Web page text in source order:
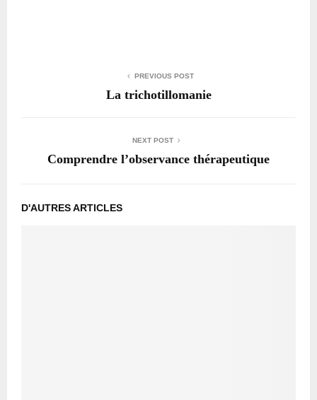
PREVIOUS POST
La trichotillomanie
NEXT POST
Comprendre l’observance thérapeutique
D'AUTRES ARTICLES